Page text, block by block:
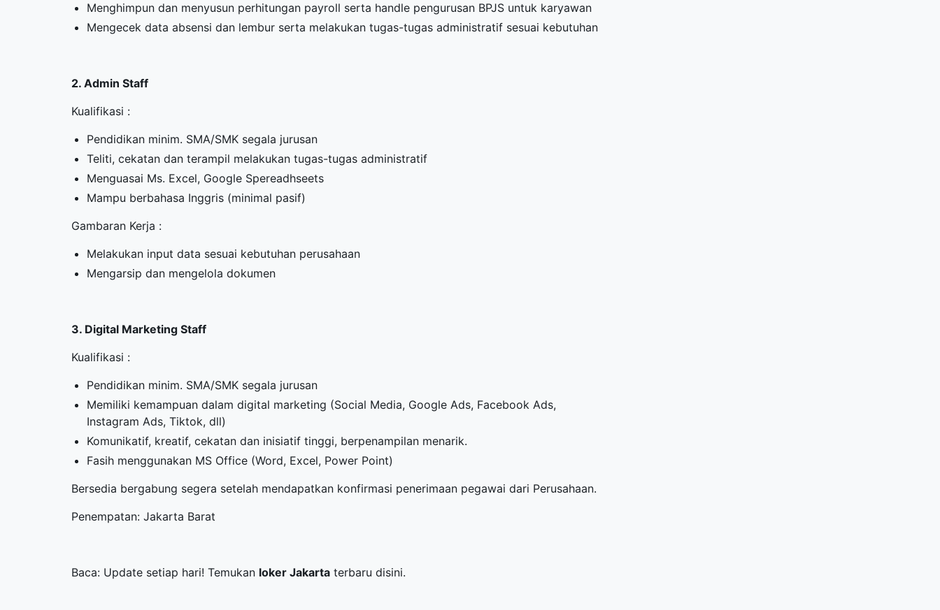
Menghimpun dan menyusun perhitungan payroll serta handle pengurusan BPJS untuk karyawan
Mengecek data absensi dan lembur serta melakukan tugas-tugas administratif sesuai kebutuhan
2. Admin Staff
Kualifikasi :
Pendidikan minim. SMA/SMK segala jurusan
Teliti, cekatan dan terampil melakukan tugas-tugas administratif
Menguasai Ms. Excel, Google Spereadhseets
Mampu berbahasa Inggris (minimal pasif)
Gambaran Kerja :
Melakukan input data sesuai kebutuhan perusahaan
Mengarsip dan mengelola dokumen
3. Digital Marketing Staff
Kualifikasi :
Pendidikan minim. SMA/SMK segala jurusan
Memiliki kemampuan dalam digital marketing (Social Media, Google Ads, Facebook Ads,
Instagram Ads, Tiktok, dll)
Komunikatif, kreatif, cekatan dan inisiatif tinggi, berpenampilan menarik.
Fasih menggunakan MS Office (Word, Excel, Power Point)
Bersedia bergabung segera setelah mendapatkan konfirmasi penerimaan pegawai dari Perusahaan.
Penempatan: Jakarta Barat
Baca: Update setiap hari! Temukan loker Jakarta terbaru disini.